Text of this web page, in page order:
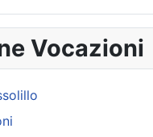
Vocazioni